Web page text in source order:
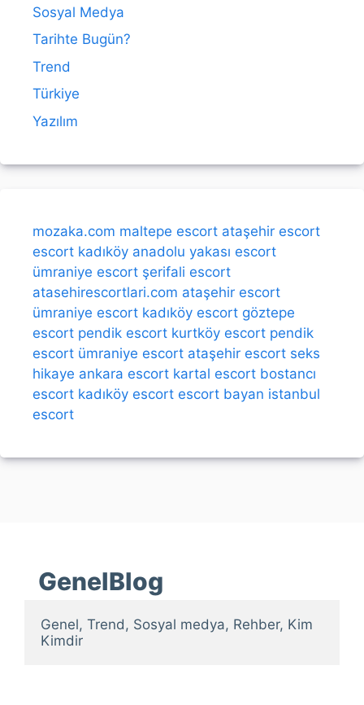
Sosyal Medya
Tarihte Bugün?
Trend
Türkiye
Yazılım
mozaka.com maltepe escort ataşehir escort
escort kadıköy anadolu yakası escort
ümraniye escort şerifali escort
atasehirescortlari.com ataşehir escort
ümraniye escort kadıköy escort göztepe
escort pendik escort kurtköy escort pendik
escort ümraniye escort ataşehir escort seks
hikaye ankara escort kartal escort bostancı
escort kadıköy escort escort bayan istanbul
escort
GenelBlog
Genel, Trend, Sosyal medya, Rehber, Kim
Kimdir